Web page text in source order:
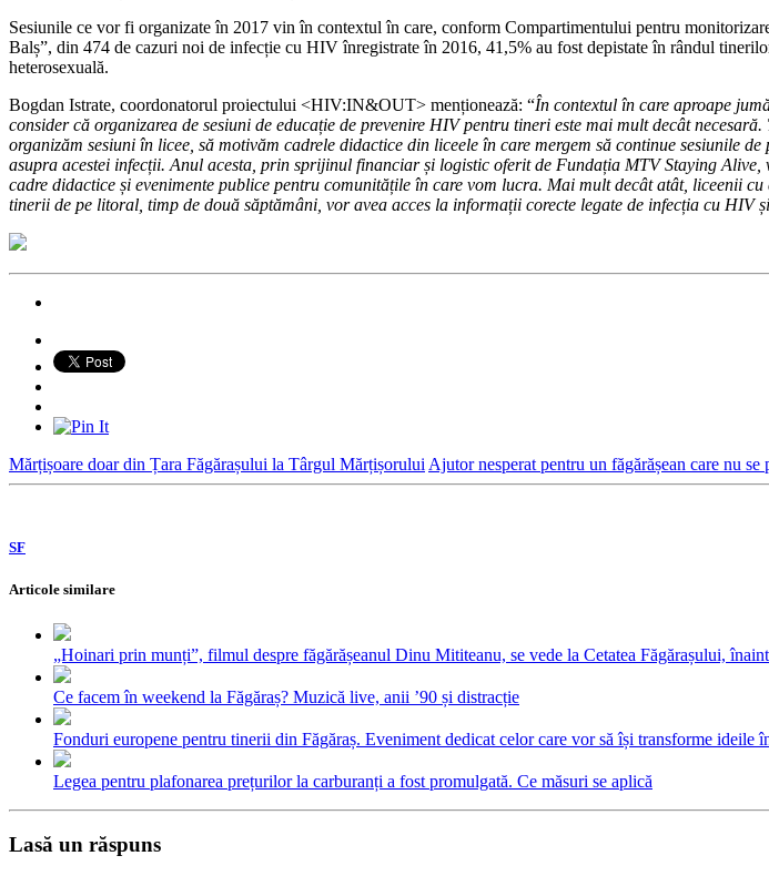
Sesiunile ce vor fi organizate în 2017 vin în contextul în care, conform Compartimentului pentru
Balș”, din 474 de cazuri noi de infecție cu HIV înregistrate în 2016, 41,5% au fost depistate în rândul
heterosexuală.
Bogdan Istrate, coordonatorul proiectului <HIV:IN&OUT> menționează: “În contextul în care aproape
consider că organizarea de sesiuni de educație de prevenire HIV pentru tineri este mai mult decât
organizăm sesiuni în licee, să motivăm cadrele didactice din liceele în care mergem să continue sesiunile
asupra acestei infecții. Anul acesta, prin sprijinul financiar și logistic oferit de Fundația MTV Staying
cadre didactice și evenimente publice pentru comunitățile în care vom lucra. Mai mult decât atât, liceenii
tinerii de pe litoral, timp de două săptămâni, vor avea acces la informații corecte legate de infecția cu HIV
Mărțișoare doar din Țara Făgărașului la Târgul Mărțișorului Ajutor nesperat pentru un făgărășean care nu
SF
Articole similare
„Hoinari prin munți”, filmul despre făgărășeanul Dinu Mititeanu, se vede la Cetatea Făgărașului,
Ce facem în weekend la Făgăraș? Muzică live, anii ’90 și distracție
Fonduri europene pentru tinerii din Făgăraș. Eveniment dedicat celor care vor să își transforme ideile
Legea pentru plafonarea prețurilor la carburanți a fost promulgată. Ce măsuri se aplică
Lasă un răspuns